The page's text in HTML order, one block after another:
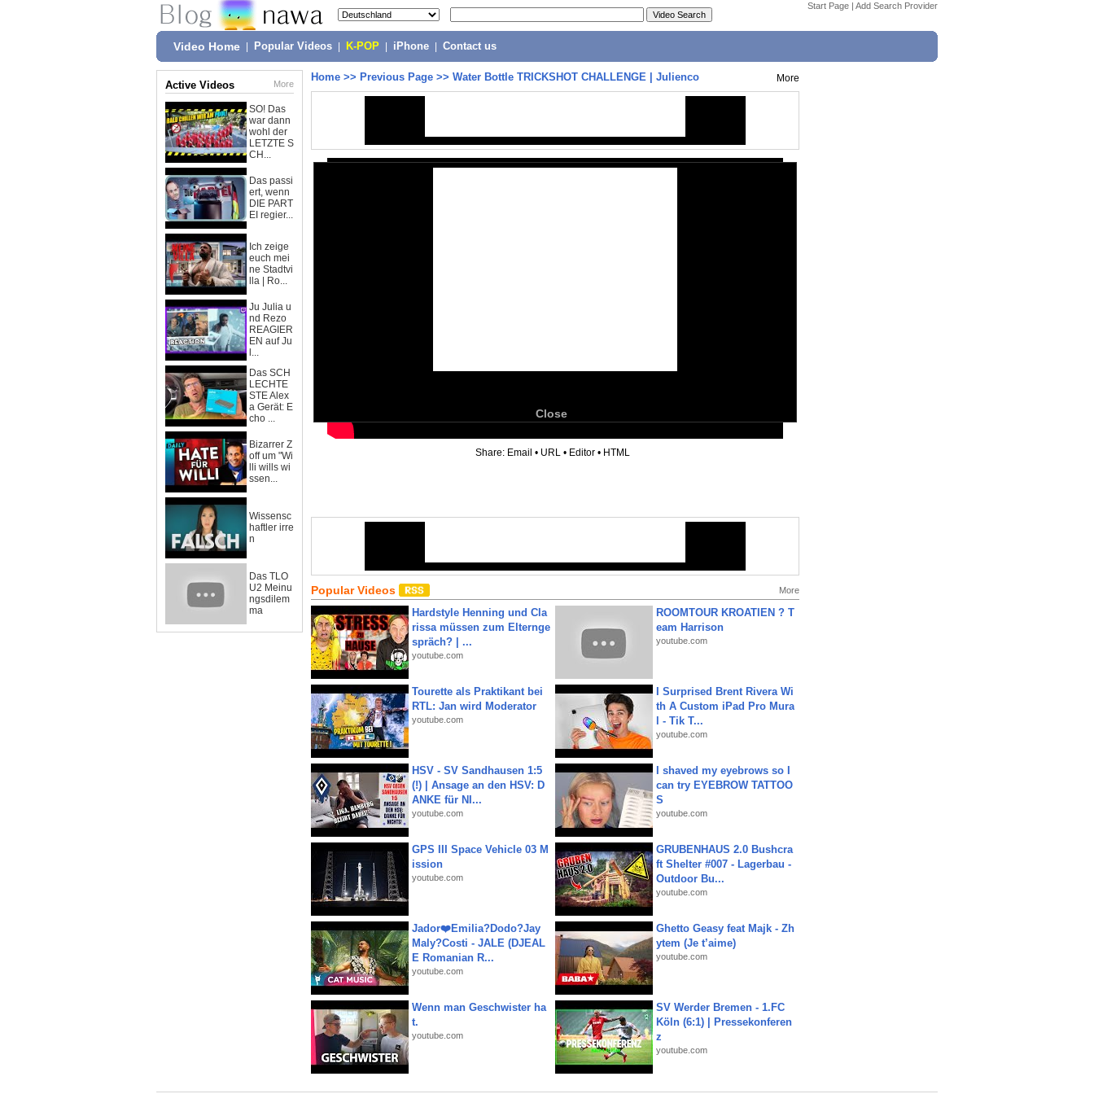
Start Page | Add Search Provider
Video Home Popular Videos K-POP iPhone Contact us
Active Videos More
SO! Das
war dann
wohl der
LETZTE S
CH...
Das passi
ert, wenn
DIE PART
EI regier...
Ich zeige
euch mei
ne Stadtvi
lla | Ro...
Ju Julia u
nd Rezo
REAGIER
EN auf Ju
l...
Das SCH
LECHTE
STE Alex
a Gerät: E
cho ...
Bizarrer Z
off um "Wi
lli wills wi
ssen...
Wissensc
haftler irre
n
Das TLO
U2 Meinu
ngsdilem
ma
Home >> Previous Page >> Water Bottle TRICKSHOT CHALLENGE | Julienco More
Close
Share: Email • URL • Editor • HTML
Popular Videos More
Hardstyle Henning und Cla
rissa müssen zum Elternge
spräch? | ...
youtube.com
ROOMTOUR KROATIEN ? T
eam Harrison
youtube.com
Tourette als Praktikant bei
RTL: Jan wird Moderator
youtube.com
I Surprised Brent Rivera Wi
th A Custom iPad Pro Mura
l - Tik T...
youtube.com
HSV - SV Sandhausen 1:5
(!) | Ansage an den HSV: D
ANKE für NI...
youtube.com
I shaved my eyebrows so I
can try EYEBROW TATTOO
S
youtube.com
GPS III Space Vehicle 03 M
ission
youtube.com
GRUBENHAUS 2.0 Bushcra
ft Shelter #007 - Lagerbau -
Outdoor Bu...
youtube.com
Jador❤️Emilia?Dodo?Jay
Maly?Costi - JALE (DJEAL
E Romanian R...
youtube.com
Ghetto Geasy feat Majk - Zh
ytem (Je t’aime)
youtube.com
Wenn man Geschwister ha
t.
youtube.com
SV Werder Bremen - 1.FC
Köln (6:1) | Pressekonferen
z
youtube.com